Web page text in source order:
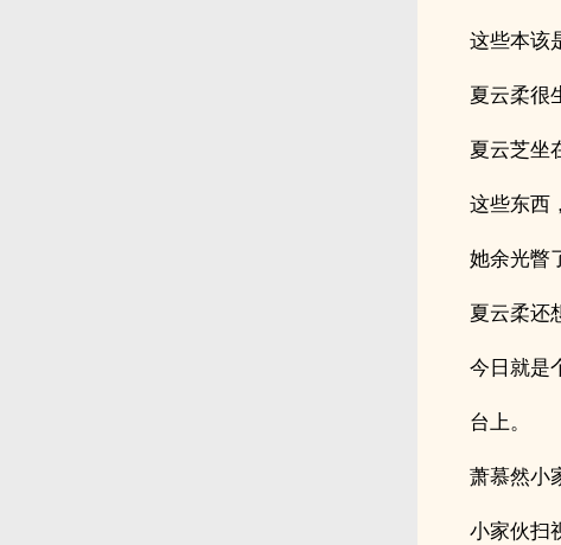
这些本该
夏云柔很
夏云芝坐
这些东西
她余光瞥
夏云柔还
今日就是
台上。
萧慕然小
小家伙扫